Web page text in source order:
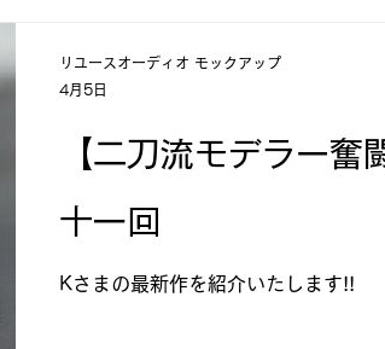
【二刀流モデラー奮
十一回
Kさまの最新作を紹介いたします!!
リユースオーディオ モックアップ
4月5日